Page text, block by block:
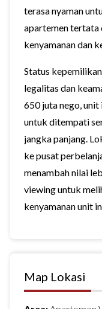
terasa nyaman
apartemen tertata
kenyamanan dan
Status
legalitas dan
650 juta nego,
untuk ditempati
jangka panjang.
ke pusat
menambah nilai
viewing untuk
kenyamanan unit
Map Lokasi